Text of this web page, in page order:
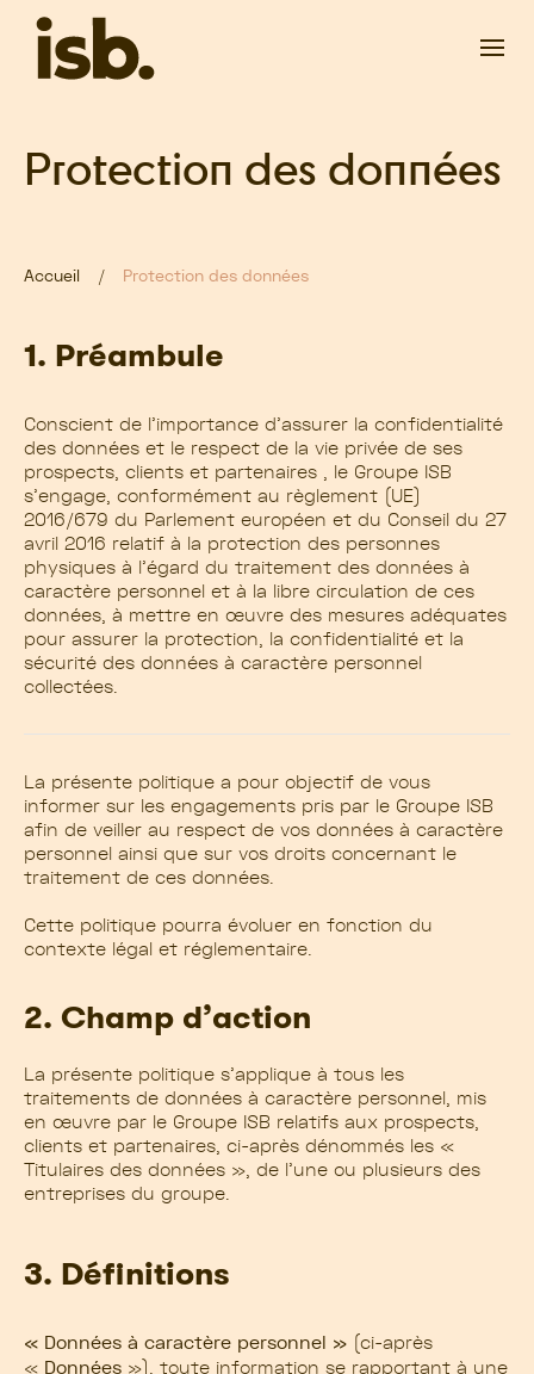
Passer au contenu principal
Protection des données
Accueil Protection des données
1. Préambule
Conscient de l’importance d’assurer la confidentialité
des données et le respect de la vie privée de ses
prospects, clients et partenaires , le Groupe ISB
s’engage, conformément au règlement (UE)
2016/679 du Parlement européen et du Conseil du 27
avril 2016 relatif à la protection des personnes
physiques à l’égard du traitement des données à
caractère personnel et à la libre circulation de ces
données, à mettre en œuvre des mesures adéquates
pour assurer la protection, la confidentialité et la
sécurité des données à caractère personnel
collectées.
La présente politique a pour objectif de vous
informer sur les engagements pris par le Groupe ISB
afin de veiller au respect de vos données à caractère
personnel ainsi que sur vos droits concernant le
traitement de ces données.
Cette politique pourra évoluer en fonction du
contexte légal et réglementaire.
2. Champ d’action
La présente politique s’applique à tous les
traitements de données à caractère personnel, mis
en œuvre par le Groupe ISB relatifs aux prospects,
clients et partenaires, ci-après dénommés les «
Titulaires des données », de l’une ou plusieurs des
entreprises du groupe.
3. Définitions
« Données à caractère personnel » (ci-après
« Données »), toute information se rapportant à une